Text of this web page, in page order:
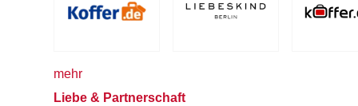
mehr
Liebe & Partnerschaft